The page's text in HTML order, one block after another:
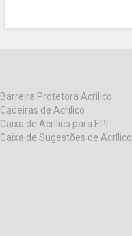
Barreira Protetora Acrilico
Cadeiras de Acrílico
Caixa de Acrílico para EPI
Caixa de Sugestões de Acrílico